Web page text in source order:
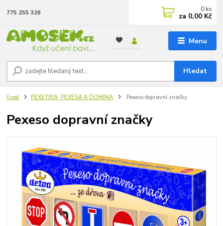
Menu
Hledat
775 255 326 0 ks
za 0,00 Kč
Úvod PEXETRIA, PEXESA A DOMINA Pexeso dopravní značky
Pexeso dopravní značky